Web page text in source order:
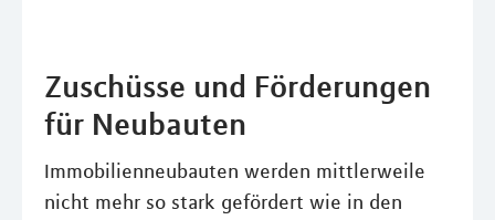
Zuschüsse und Förderungen
für Neubauten
Immobilienneubauten werden mittlerweile
nicht mehr so stark gefördert wie in den